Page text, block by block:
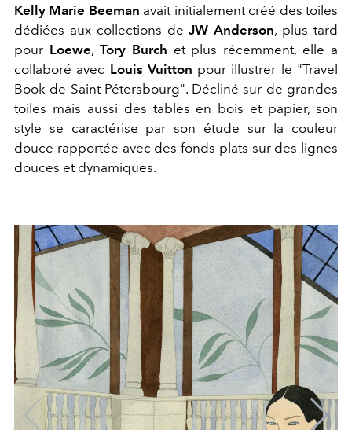
Kelly Marie Beeman avait initialement créé des toiles
dédiées aux collections deJW Anderson, plus tard
pour Loewe, Tory Burch et plus récemment, elle a
collaboré avec Louis Vuitton pour illustrer le "Travel
Book de Saint-Pétersbourg". Décliné sur de grandes
toiles mais aussi des tables en bois et papier, son
style se caractérise par son étude sur la couleur
douce rapportée avec des fonds plats sur des lignes
douces et dynamiques.